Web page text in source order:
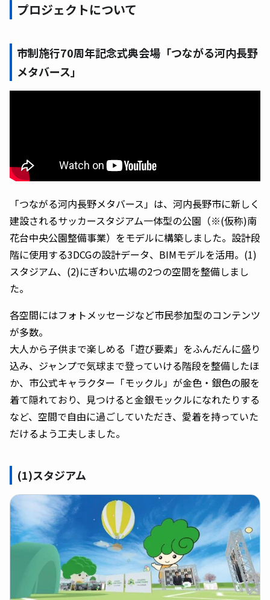
プロジェクトについて
市制施行70周年記念式典会場「つながる河内長野
メタバース」
「つながる河内長野メタバース」は、河内長野市に新しく
建設されるサッカースタジアム一体型の公園（※(仮称)南
花台中央公園整備事業）をモデルに構築しました。設計段
階に使用する3DCGの設計データ、BIMモデルを活用。(1)
スタジアム、(2)にぎわい広場の2つの空間を整備しまし
た。
各空間にはフォトメッセージなど市民参加型のコンテンツ
が多数。
大人から子供まで楽しめる「遊び要素」をふんだんに盛り
込み、ジャンプで気球まで登っていける階段を整備したほ
か、市公式キャラクター「モックル」が金色・銀色の服を
着て隠れており、見つけると金銀モックルになれたりする
など、空間で自由に過ごしていただき、愛着を持っていた
だけるよう工夫しました。
(1)スタジアム